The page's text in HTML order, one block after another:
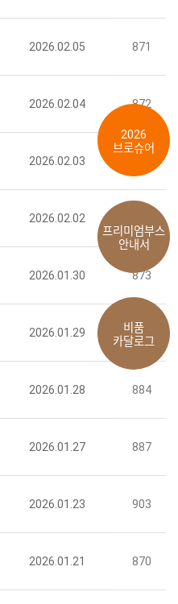
2026
브로슈어
프리미엄부스
안내서
비품
카달로그
2026.02.05 871
2026.02.04 872
2026.02.03
2026.02.02
2026.01.30 873
2026.01.29 879
2026.01.28 884
2026.01.27 887
2026.01.23 903
2026.01.21 870